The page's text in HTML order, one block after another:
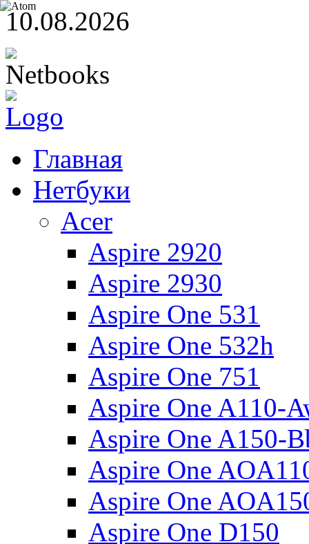
10.08.2026
Главная
Нетбуки
Acer
Aspire 2920
Aspire 2930
Aspire One 531
Aspire One 532h
Aspire One 751
Aspire One A110-
Aspire One A150-
Aspire One
Aspire One
Aspire One D150